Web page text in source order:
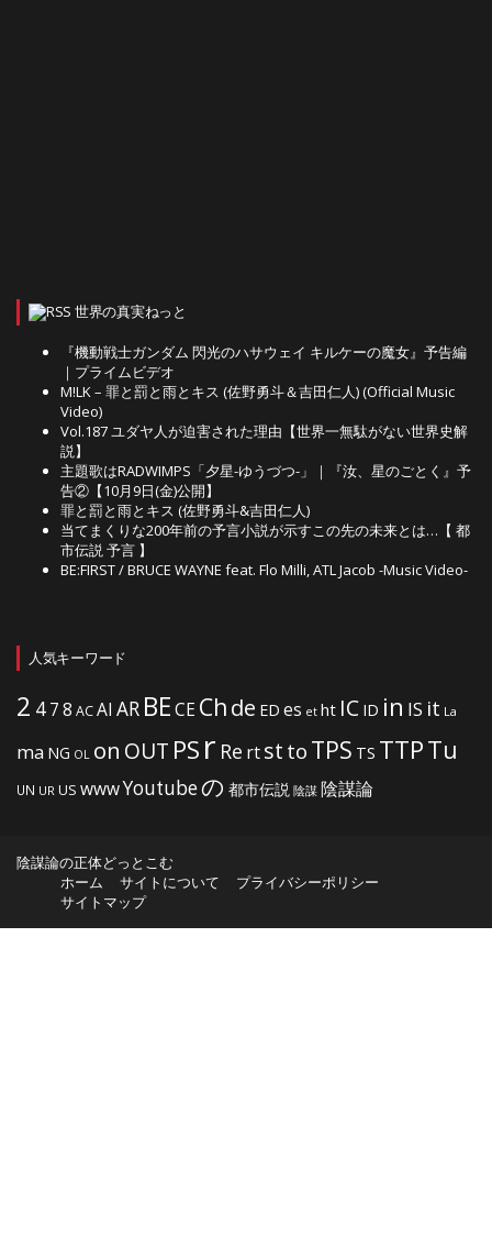
世界の真実ねっと
『機動戦士ガンダム 閃光のハサウェイ キルケーの魔女』予告編
｜プライムビデオ
M!LK – 罪と罰と雨とキス (佐野勇斗＆吉田仁人) (Official Music
Video)
Vol.187 ユダヤ人が迫害された理由【世界一無駄がない世界史解
説】
主題歌はRADWIMPS「夕星-ゆうづつ-」｜『汝、星のごとく』予
告②【10月9日(金)公開】
罪と罰と雨とキス (佐野勇斗&吉田仁人)
当てまくりな200年前の予言小説が示すこの先の未来とは…【 都
市伝説 予言 】
BE:FIRST / BRUCE WAYNE feat. Flo Milli, ATL Jacob -Music Video-
人気キーワード
2 478 ACAI AR BECE Chde ED es et ht IC ID in IS it La
ma NG OL on OUT PSr Re rtsttoTPS TS TTPTu
UN UR US wwwYoutubeの 都市伝説 陰謀 陰謀論
陰謀論の正体どっとこむ
ホーム
サイトについて
プライバシーポリシー
サイトマップ